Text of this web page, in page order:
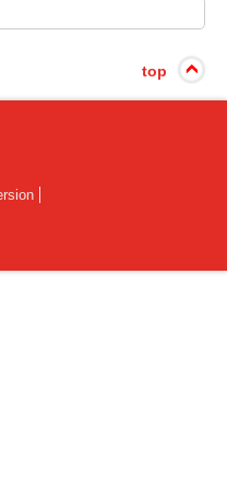
top